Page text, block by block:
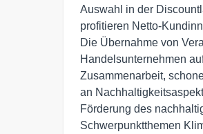
Auswahl in der
profitieren Netto-
Die Übernahme von
Handelsunternehmen
Zusammenarbeit,
an
Förderung des
Schwerpunktthemen